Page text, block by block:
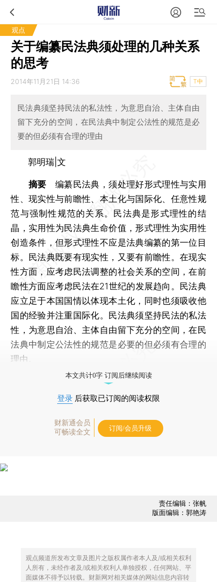
观点
关于编纂民法典须处理的几种关系
的思考
2014年11月21日 14:36 T中
民法典须坚持民法的私法性，为意思自治、主体自由
留下充分的空间，在民法典中制定公法性的规范是必
要的但必须有合理的理由
郭明瑞|文
摘要编纂民法典，须处理好形式理性与实用
性、现实性与前瞻性、本土化与国际化、任意性规
范与强制性规范的关系。民法典是形式理性的结
晶，实用性为民法典生命价值，形式理性为实用性
创造条件，但形式理性不应是法典编纂的第一位目
标。民法典既要有现实性，又要有前瞻性。在现实
性方面，应考虑民法调整的社会关系的空间，在前
瞻性方面应考虑民法在21世纪的发展趋向。民法典
应立足于本国国情以体现本土化，同时也须吸收他
国的经验并注重国际化。民法典须坚持民法的私法
性，为意思自治、主体自由留下充分的空间，在民
法典中制定公法性的规范是必要的但必须有合理的
理由。
本文共计0字 订阅后继续阅读
登录 后获取已订阅的阅读权限
财新通会员
可畅读全文
订阅/会员升级
责任编辑：张帆
版面编辑：郭艳涛
观点频道所发布文章及图片之版权属作者本人及/或相关权利
人所有，未经作者及/或相关权利人单独授权，任何网站、平
面媒体不得予以转载。财新网对相关媒体的网站信息内容转